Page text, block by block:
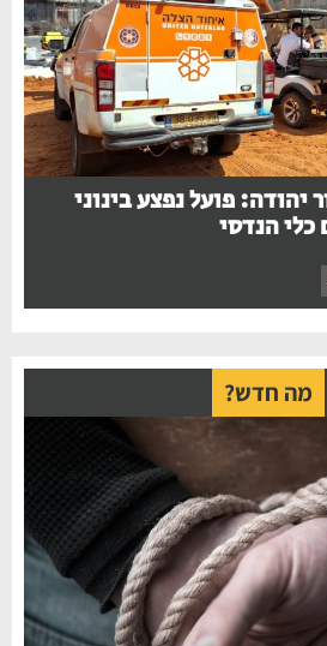
יהודה: פועל נפצע בינוני
הנדסי
מה חדש?